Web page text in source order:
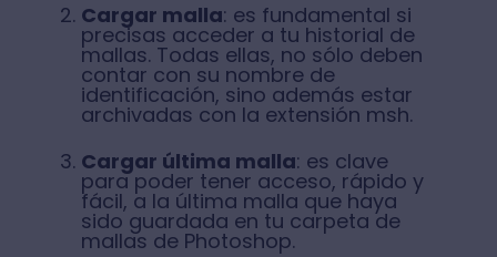
Cargar malla: es fundamental si
precisas acceder a tu historial de
mallas. Todas ellas, no sólo deben
contar con su nombre de
identificación, sino además estar
archivadas con la extensión msh.
Cargar última malla: es clave
para poder tener acceso, rápido y
fácil, a la última malla que haya
sido guardada en tu carpeta de
mallas de Photoshop.